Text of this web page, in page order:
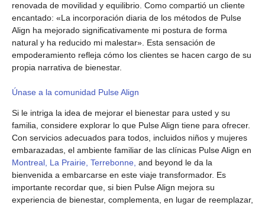
renovada de movilidad y equilibrio. Como compartió un cliente
encantado: «La incorporación diaria de los métodos de Pulse
Align ha mejorado significativamente mi postura de forma
natural y ha reducido mi malestar». Esta sensación de
empoderamiento refleja cómo los clientes se hacen cargo de su
propia narrativa de bienestar.
Únase a la comunidad Pulse Align
Si le intriga la idea de mejorar el bienestar para usted y su
familia, considere explorar lo que Pulse Align tiene para ofrecer.
Con servicios adecuados para todos, incluidos niños y mujeres
embarazadas, el ambiente familiar de las clínicas Pulse Align en
Montreal, La Prairie, Terrebonne, and beyond le da la
bienvenida a embarcarse en este viaje transformador. Es
importante recordar que, si bien Pulse Align mejora su
experiencia de bienestar, complementa, en lugar de reemplazar,